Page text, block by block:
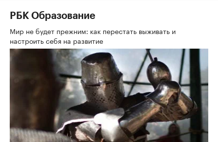
РБК Образование
Мир не будет прежним: как перестать выживать и
настроить себя на развитие